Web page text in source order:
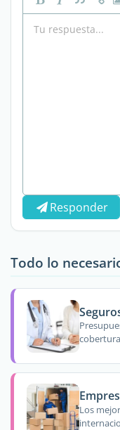
Responder
Todo lo
Los